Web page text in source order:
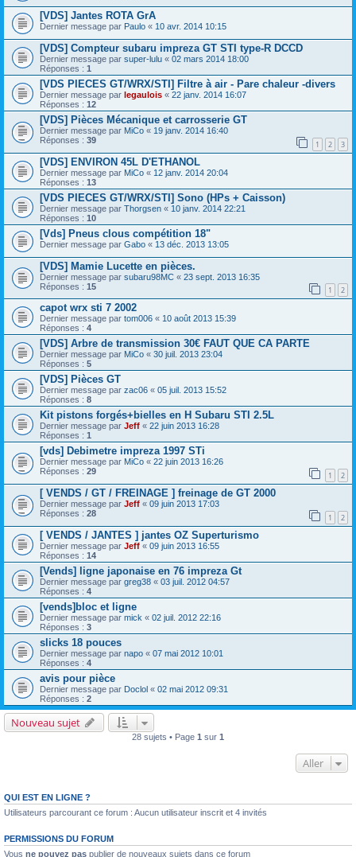
[VDS] Jantes ROTA GrA
Dernier message par Paulo « 10 avr. 2014 10:15
[VDS] Compteur subaru impreza GT STI type-R DCCD
Dernier message par super-lulu « 02 mars 2014 18:00
Réponses : 1
[VDS PIECES GT/WRX/STI] Filtre à air - Pare chaleur -divers
Dernier message par legaulois « 22 janv. 2014 16:07
Réponses : 12
[VDS] Pièces Mécanique et carrosserie GT
Dernier message par MiCo « 19 janv. 2014 16:40
Réponses : 39 1 2 3
[VDS] ENVIRON 45L D'ETHANOL
Dernier message par MiCo « 12 janv. 2014 20:04
Réponses : 13
[VDS PIECES GT/WRX/STI] Sono (HPs + Caisson)
Dernier message par Thorgsen « 10 janv. 2014 22:21
Réponses : 10
[Vds] Pneus clous compétition 18"
Dernier message par Gabo « 13 déc. 2013 13:05
[VDS] Mamie Lucette en pièces.
Dernier message par subaru98MC « 23 sept. 2013 16:35
Réponses : 15 1 2
capot wrx sti 7 2002
Dernier message par tom006 « 10 août 2013 15:39
Réponses : 4
[VDS] Arbre de transmission 30€ FAUT QUE CA PARTE
Dernier message par MiCo « 30 juil. 2013 23:04
Réponses : 5
[VDS] Pièces GT
Dernier message par zac06 « 05 juil. 2013 15:52
Réponses : 8
Kit pistons forgés+bielles en H Subaru STI 2.5L
Dernier message par Jeff « 22 juin 2013 16:28
Réponses : 1
[vds] Debimetre impreza 1997 STi
Dernier message par MiCo « 22 juin 2013 16:26
Réponses : 29 1 2
[ VENDS / GT / FREINAGE ] freinage de GT 2000
Dernier message par Jeff « 09 juin 2013 17:03
Réponses : 28 1 2
[ VENDS / JANTES ] jantes OZ Superturismo
Dernier message par Jeff « 09 juin 2013 16:55
Réponses : 14
[Vends] ligne japonaise en 76 impreza Gt
Dernier message par greg38 « 03 juil. 2012 04:57
Réponses : 4
[vends]bloc et ligne
Dernier message par mick « 02 juil. 2012 22:16
Réponses : 3
slicks 18 pouces
Dernier message par napo « 07 mai 2012 10:01
Réponses : 4
avis pour pièce
Dernier message par Doclol « 02 mai 2012 09:31
Réponses : 2
Nouveau sujet
28 sujets • Page 1 sur 1
Aller
QUI EST EN LIGNE ?
Utilisateurs parcourant ce forum : Aucun utilisateur inscrit et 4 invités
PERMISSIONS DU FORUM
Vous ne pouvez pas publier de nouveaux sujets dans ce forum